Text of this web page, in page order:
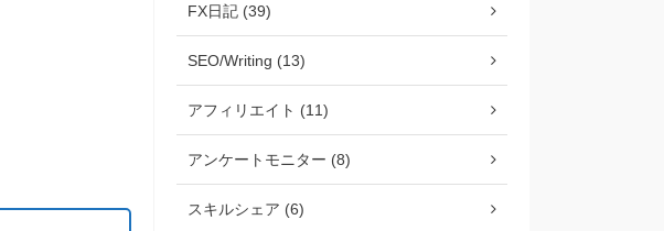
FX日記 (39)
SEO/Writing (13)
アフィリエイト (11)
アンケートモニター (8)
スキルシェア (6)